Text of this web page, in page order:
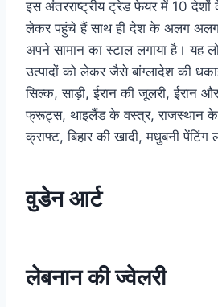
इस अंतरराष्ट्रीय ट्रेड फेयर में 10 देशों के
लेकर पहुंचे हैं साथ ही देश के अलग अलग
अपने सामान का स्टाल लगाया है। यह
उत्पादों को लेकर जैसे बांग्लादेश की
सिल्क, साड़ी, ईरान की जूलरी, ईरान
फ्रूट्स, थाइलैंड के वस्त्र, राजस्थान के
क्राफ्ट, बिहार की खादी, मधुबनी पेंटिंग
वुडेन आर्ट
लेबनान की ज्वेलरी